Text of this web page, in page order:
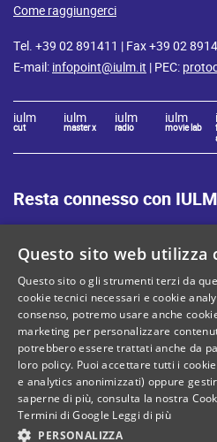
Come raggiungerci
Tel. +39 02 891411 | Fax +39 02
E-mail: infopoint@iulm.it | PEC:
iulm
cut
iulm
master x
iulm
radio
iulm
movie lab
Resta connesso con IULM
Mappa del sito
Cookie Policy
Contatti
C. Fiscale: 80071270153
Questo sito web utilizza
Questo sito o gli strumenti terzi da
cookie tecnici necessari e cookie
consenso, potremo usare anche
marketing per personalizzare
potrebbero essere trattati anche da
loro policy. Puoi accettare tutti i
e analytics anonimizzati) oppure
saperne di più, consulta la nostra
Termini di Google Leggi di più
PERSONALIZZA